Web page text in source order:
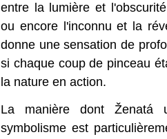
entre la lumière et
ou encore l'inconnu et la
donne une sensation de
si chaque coup de pinceau
la nature en action.
La manière dont Ženatá
symbolisme est